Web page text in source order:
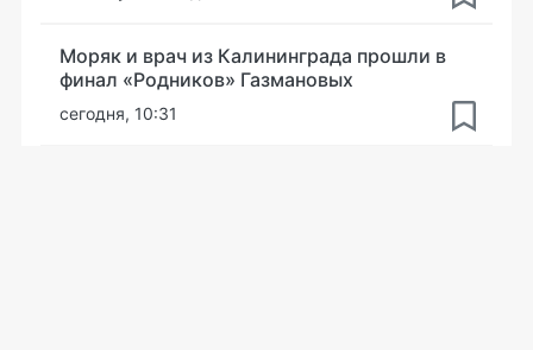
Моряк и врач из Калининграда прошли в
финал «Родников» Газмановых
сегодня, 10:31